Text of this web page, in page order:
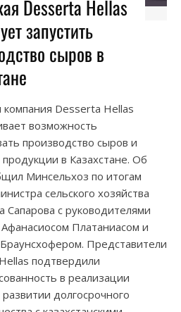
Desserta Hellas
запустить
сыров в
компания Desserta Hellas
возможность
производство сыров и
в Казахстане. Об
Минсельхоз по итогам
сельского хозяйства
Сапарова с руководителями
Платаниасом и
Представители
подтвердили
в реализации
долгосрочного